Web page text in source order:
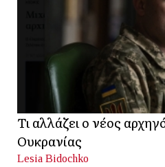
Τι αλλάζει ο νέος
Ουκρανίας
Lesia Bidochko